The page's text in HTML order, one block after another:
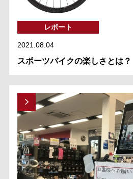
レポート
2021.08.04
スポーツバイクの楽しさとは？